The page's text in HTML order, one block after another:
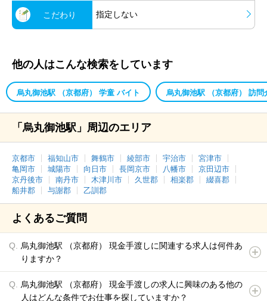
こだわり 指定しない
他の人はこんな検索をしています
烏丸御池駅 （京都府） 学童 バイト 烏丸御池駅 （京都府） 訪問
「烏丸御池駅」周辺のエリア
京都市 福知山市 舞鶴市 綾部市 宇治市
宮津市
亀岡市
城陽市 向日市 長岡京市 八幡市
京田辺市
京丹後市
南丹市 木津川市 久世郡 相楽郡
綴喜郡
船井郡
与謝郡 乙訓郡
よくあるご質問
烏丸御池駅 （京都府） 現金手渡しに関連する求人は何件あ
りますか？
烏丸御池駅 （京都府） 現金手渡しの求人に興味のある他の
人はどんな条件でお仕事を探していますか？